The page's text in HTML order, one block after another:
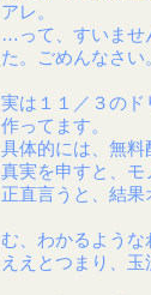
アレ。
…って、すいませ
た。ごめんなさい
実は１１／３の
作ってます。
具体的には、無料
真実を申すと、モ
正直言うと、結果
む、わかるような
ええとつまり、